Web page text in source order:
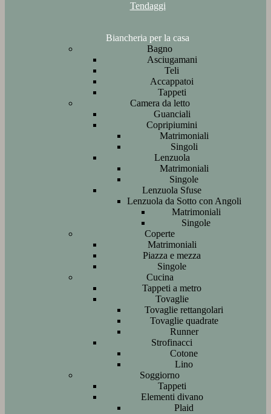
Tendaggi
Biancheria per la casa
Bagno
Asciugamani
Teli
Accappatoi
Tappeti
Camera da letto
Guanciali
Copripiumini
Matrimoniali
Singoli
Lenzuola
Matrimoniali
Singole
Lenzuola Sfuse
Lenzuola da Sotto con Angoli
Matrimoniali
Singole
Coperte
Matrimoniali
Piazza e mezza
Singole
Cucina
Tappeti a metro
Tovaglie
Tovaglie rettangolari
Tovaglie quadrate
Runner
Strofinacci
Cotone
Lino
Soggiorno
Tappeti
Elementi divano
Plaid